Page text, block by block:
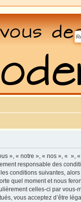
», « notre », « nos », « »,
responsable des
conditions suivantes,
quel moment et nous
celles-ci par vous-
vous acceptez d’être